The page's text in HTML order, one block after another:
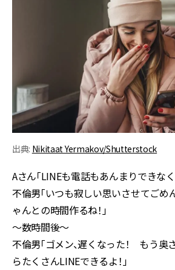
出典: Nikitaat Yermakov/Shutterstock
Aさん「LINEも電話もあんまりできなく
不倫男「いつも寂しい思いさせてご
ゃんとの時間作るね！」
～数時間後～
不倫男「ゴメン、遅くなった！ もう奥
らたくさんLINEできるよ！」